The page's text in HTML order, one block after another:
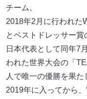
チーム。
2018年2月に行われた
とベストドレッサー賞
日本代表として同年7
われた世界大会の「
人で唯一の優勝を果た
2019年に入ってから